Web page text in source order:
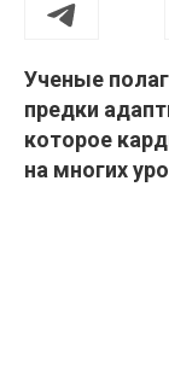
Ученые
предки
которое
на многих